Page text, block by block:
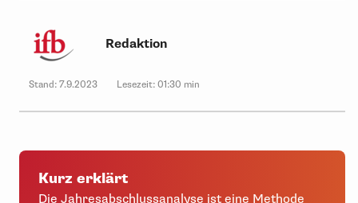
Redaktion
Stand: 7.9.2023 Lesezeit: 01:30 min
Kurz erklärt
Die Jahresabschlussanalyse ist eine Methode